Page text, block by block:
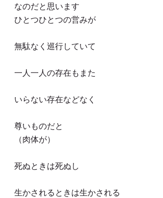
なのだと思います
ひとつひとつの営みが
無駄なく巡行していて
一人一人の存在もまた
いらない存在などなく
尊いものだと
（肉体が）
死ぬときは死ぬし
生かされるときは生かされる